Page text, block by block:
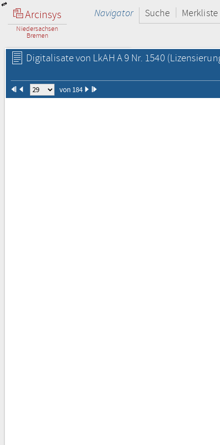
Arcinsys
Niedersachsen
Bremen
Navigator Suche Merkliste
Digitalisate von LkAH A 9 Nr. 1540
von 184